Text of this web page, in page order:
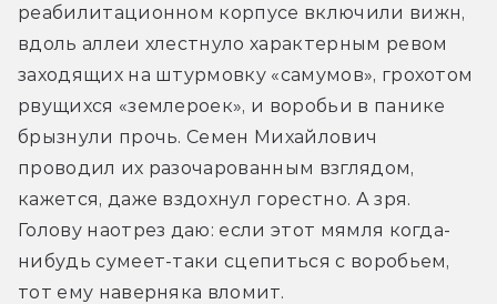
реабилитационном корпусе включили вижн,
вдоль аллеи хлестнуло характерным ревом
заходящих на штурмовку «самумов», грохотом
рвущихся «землероек», и воробьи в панике
брызнули прочь. Семен Михайлович
проводил их разочарованным взглядом,
кажется, даже вздохнул горестно. А зря.
Голову наотрез даю: если этот мямля когда-
нибудь сумеет-таки сцепиться с воробьем,
тот ему наверняка вломит.